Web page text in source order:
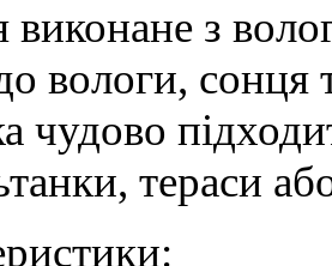
з
вологи,
чудово
тераси